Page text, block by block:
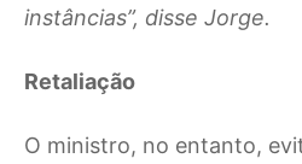
instâncias”, disse Jorge.
Retaliação
O ministro, no entanto,